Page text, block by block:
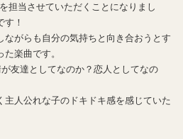
担当させていただくことになりまし
す！
ながらも自分の気持ちと向き合おうとす
楽曲です。
友達としてなのか？恋人としてなの
主人公れな子のドキドキ感を感じていた